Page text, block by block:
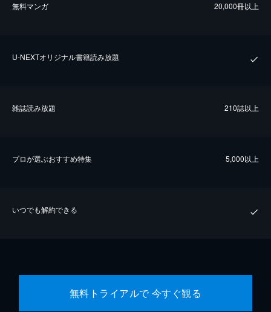
無料マンガ 20,000冊以上
U-NEXTオリジナル書籍読み放題
雑誌読み放題 210誌以上
プロが選ぶおすすめ特集 5,000以上
いつでも解約できる
無料トライアルで 今すぐ観る